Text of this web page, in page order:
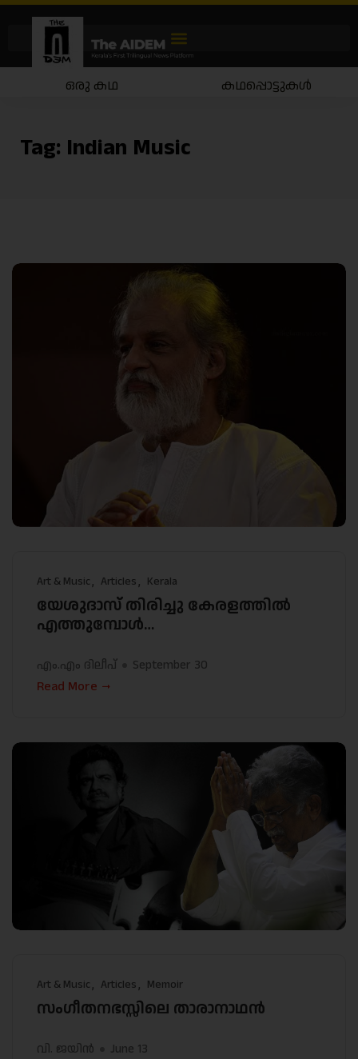
ഒരു കഥ കഥപ്പൊട്ടുകൾ
Tag: Indian Music
Art & Music Articles Kerala
യേശുദാസ് തിരിച്ചു കേരളത്തിൽ
എത്തുമ്പോൾ…
എം.എം ദിലീപ് September 30
Read More
Art & Music Articles Memoir
സംഗീതനഭസ്സിലെ താരാനാഥൻ
വി. ജയിൻ June 13